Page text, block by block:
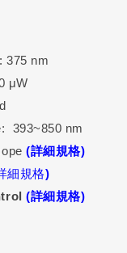
375 nm
μW
393~850 nm
(詳細規格)
細規格)
(詳細規格)